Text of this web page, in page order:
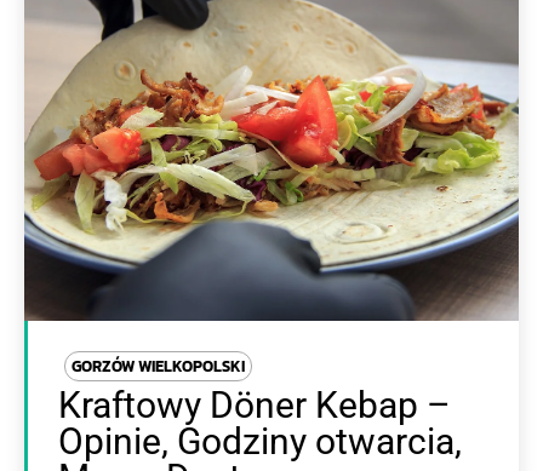
GORZÓW WIELKOPOLSKI
Kraftowy Döner Kebap –
Opinie, Godziny otwarcia,